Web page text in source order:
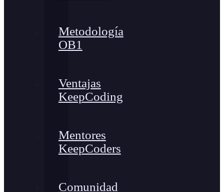
Metodología
OB1
Ventajas
KeepCoding
Mentores
KeepCoders
Comunidad